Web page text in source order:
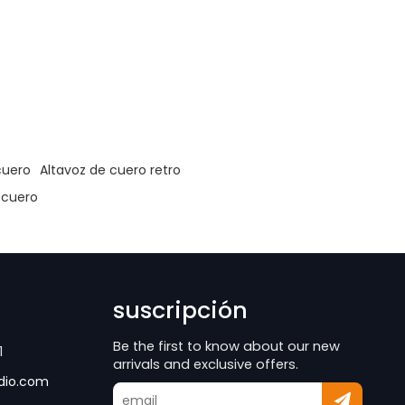
Altavoz de cuero retro
suscripción
Be the first to know about our new
arrivals and exclusive offers.